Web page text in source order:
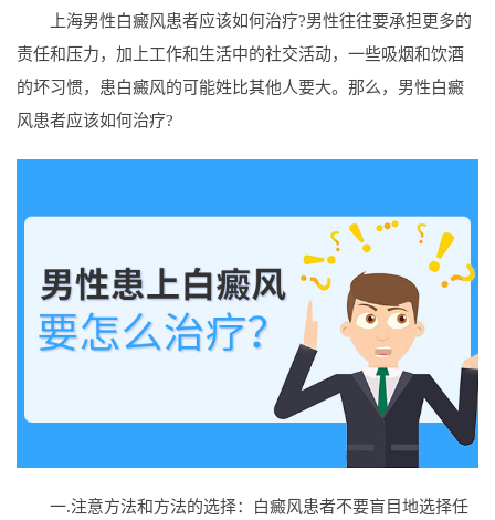
上海男性白癜风患者应该如何治疗?男性往往要承担更多的
责任和压力，加上工作和生活中的社交活动，一些吸烟和饮酒
的坏习惯，患白癜风的可能姓比其他人要大。那么，男性白癜
风患者应该如何治疗?
一.注意方法和方法的选择：白癜风患者不要盲目地选择任